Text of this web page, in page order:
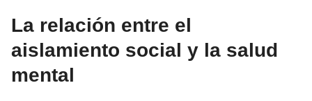
La relación entre el
aislamiento social y la salud
mental